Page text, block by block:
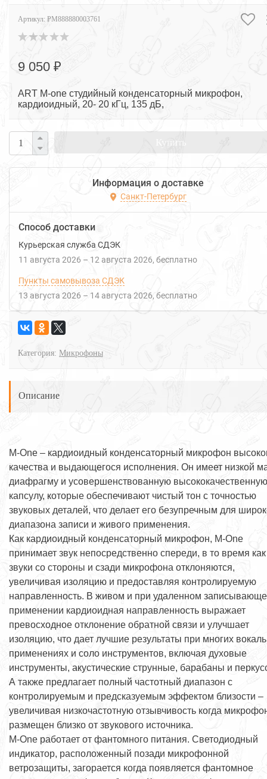
Артикул: PM888880003761
9 050 ₽
ART M-one студийный конденсаторный микрофон,
кардиоидный, 20- 20 кГц, 135 дБ,
Купить
Информация о доставке
Санкт-Петербург
Способ доставки
Курьерская служба СДЭК
11 августа 2026 – 12 августа 2026 Бесплатно
Пункты самовывоза СДЭК
13 августа 2026 – 14 августа 2026 Бесплатно
Категория: Микрофоны
Описание
M-One – кардиоидный конденсаторный микрофон
качества и выдающегося исполнения. Он имеет низкой
диафрагму и усовершенствованную высококачественную
капсулу, которые обеспечивают чистый тон с точностью
звуковых деталей, что делает его безупречным для
диапазона записи и живого применения.
Как кардиоидный конденсаторный микрофон, M-One
принимает звук непосредственно спереди, в то время как
звуки со стороны и сзади микрофона отклоняются,
увеличивая изоляцию и предоставляя контролируемую
направленность. В живом и при удаленном
применении кардиоидная направленность выражает
превосходное отклонение обратной связи и улучшает
изоляцию, что дает лучшие результаты при многих
применениях и соло инструментов, включая духовые
инструменты, акустические струнные, барабаны и
А также предлагает полный частотный диапазон с
контролируемым и предсказуемым эффектом близости –
увеличивая низкочастотную отзывчивость когда
размещен близко от звукового источника.
M-One работает от фантомного питания. Светодиодный
индикатор, расположенный позади микрофонной
ветрозащиты, загорается когда появляется фантомное